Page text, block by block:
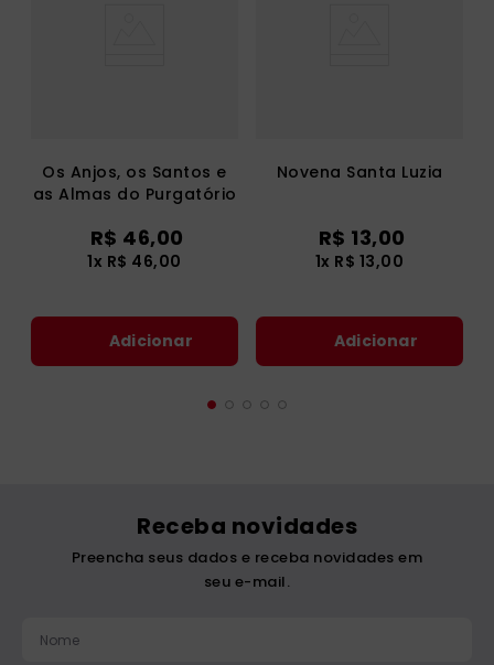
Os Anjos, os Santos e
as Almas do Purgatório
R$ 46,00
1x R$ 46,00
Adicionar
Novena Santa Luzia
R$ 13,00
1x R$ 13,00
Adicionar
Receba novidades
Preencha seus dados e receba novidades em
seu e-mail.